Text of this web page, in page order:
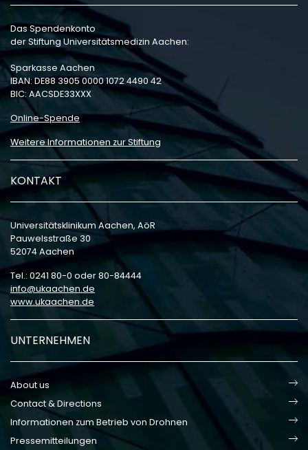
Das Spendenkonto
der Stiftung Universitätsmedizin Aachen:
Sparkasse Aachen
IBAN: DE88 3905 0000 1072 4490 42
BIC: AACSDE33XXX
Online-Spende
Weitere Informationen zur Stiftung
KONTAKT
Universitätsklinikum Aachen, AöR
Pauwelsstraße 30
52074 Aachen
Tel.: 0241 80-0 oder 80-84444
info
ukaachen de
www.ukaachen.de
UNTERNEHMEN
About us
Contact & Directions
Informationen zum Betrieb von Drohnen
Pressemitteilungen